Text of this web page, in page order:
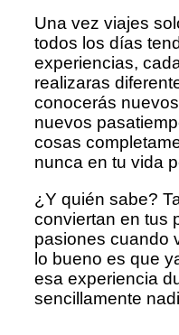
Una vez viajes
todos los días
experiencias,
realizaras
conocerás
nuevos
cosas
nunca en tu vida
¿Y quién sabe?
conviertan en tus
pasiones cuando
lo bueno es que
esa experiencia
sencillamente